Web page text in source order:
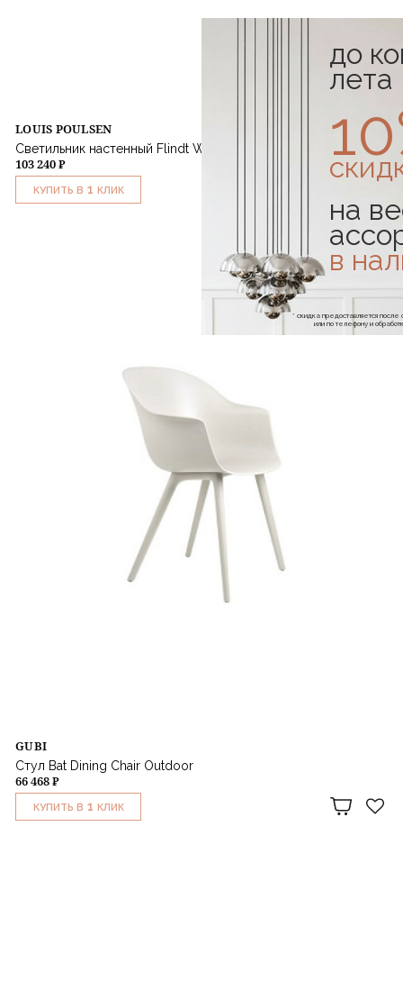
LOUIS POULSEN
Светильник настенный Flindt Wall Grey
103 240 ₽
КУПИТЬ В 1 КЛИК
GUBI
Стул Bat Dining Chair Outdoor
66 468 ₽
КУПИТЬ В 1 КЛИК
до
лета
на
в
* скидка предоставляется
или по телефону и